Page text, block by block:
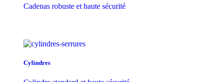
Cadenas robuste et haute sécurité
Cylindres